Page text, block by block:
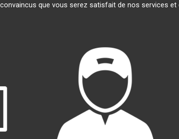
convaincus que vous serez satisfait de nos services